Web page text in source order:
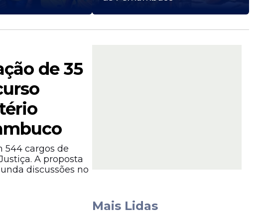
de 35
544 cargos de
A proposta
discussões no
Mais Lidas